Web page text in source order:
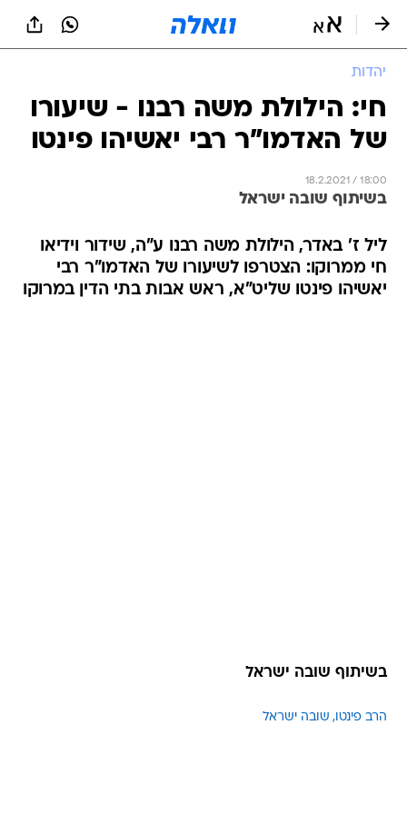
יהדות
חי: הילולת משה רבנו - שיעורו
של האדמו"ר רבי יאשיהו פינטו
18.2.2021 / 18:00
בשיתוף שובה ישראל
ליל ז' באדר, הילולת משה רבנו ע"ה, שידור וידיאו
חי ממרוקו: הצטרפו לשיעורו של האדמו"ר רבי
יאשיהו פינטו שליט"א, ראש אבות בתי הדין במרוקו
בשיתוף שובה ישראל
הרב פינטו שובה ישראל